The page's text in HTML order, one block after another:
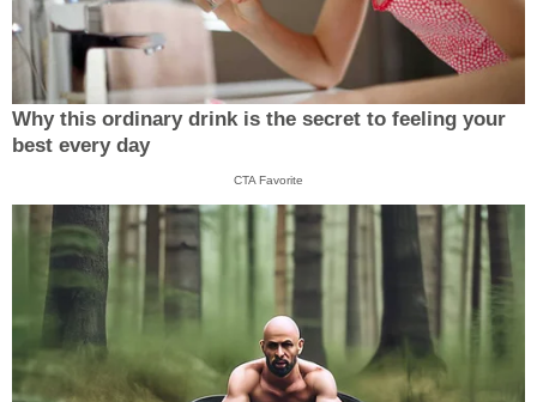
Why this ordinary drink is the secret to feeling your
best every day
CTA Favorite